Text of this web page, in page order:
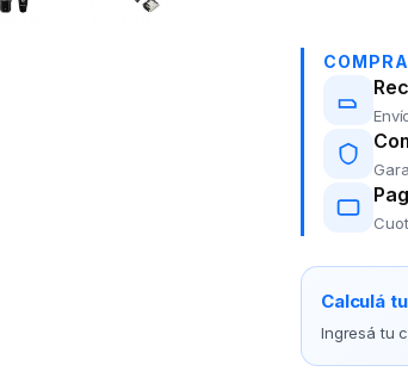
Calculá
Ingresá tu